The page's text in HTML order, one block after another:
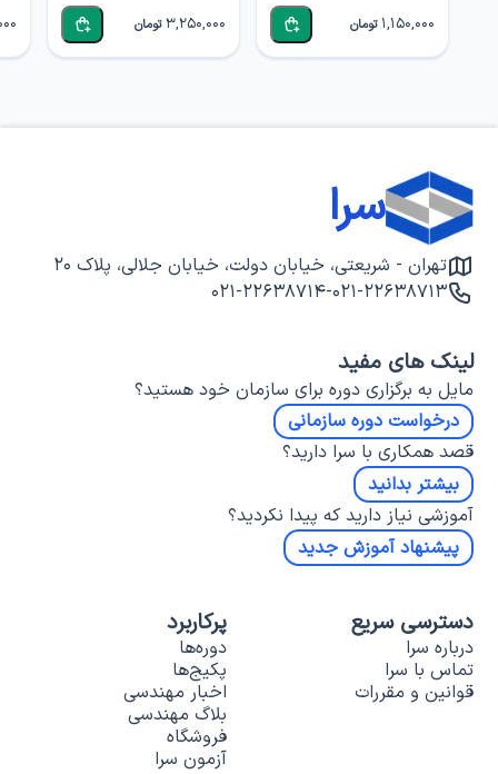
1,150,000 تومان 3,250,000 تومان
سرا
تهران - شریعتی، خیابان دولت، خیابان جلالی، پلاک ۲۰
۰۲۱-۲۲۶۳۸۷۱۳-۰۲۱-۲۲۶۳۸۷۱۴
لینک های مفید
مایل به برگزاری دوره برای سازمان خود هستید؟
درخواست دوره سازمانی
قصد همکاری با سرا دارید؟
بیشتر بدانید
آموزشی نیاز دارید که پیدا نکردید؟
پیشنهاد آموزش جدید
دسترسی سریع
درباره سرا
تماس با سرا
قوانین و مقررات
پرکاربرد
دوره‌ها
پکیج‌ها
اخبار مهندسی
بلاگ مهندسی
فروشگاه
آزمون سرا